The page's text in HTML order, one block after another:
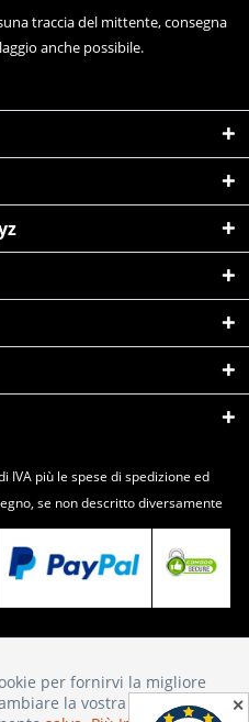
✕
traccia del mittente, consegna
anche possibile.
IVA più le spese di spedizione ed
se non descritto diversamente
Attivo
per fornirvi la migliore
la vostra scelta sull'uso